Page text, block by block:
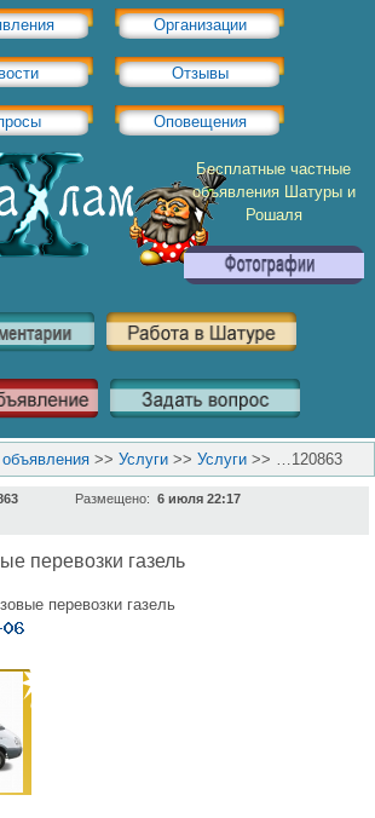
Организации
Отзывы
Оповещения
Бесплатные частные
объявления Шатуры и
Рошаля
>> Услуги >> Услуги >> …120863
Размещено: 6 июля 22:17
перевозки газель
перевозки газель